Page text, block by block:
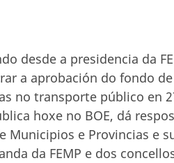
desde a presidencia da
a aprobación do fondo
no transporte público en
hoxe no BOE, dá
Municipios e Provincias e
da FEMP e dos